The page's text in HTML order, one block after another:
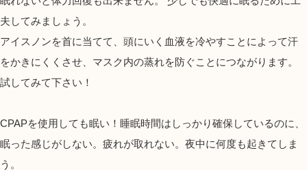
夫してみましょう。
アイスノンを首に当てて、頭にいく血液を冷やすことによって汗
をかきにくくさせ、マスク内の蒸れを防ぐことにつながります。
試してみて下さい！
CPAPを使用しても眠い！睡眠時間はしっかり確保しているのに、
眠った感じがしない。疲れが取れない。夜中に何度も起きてしま
う。